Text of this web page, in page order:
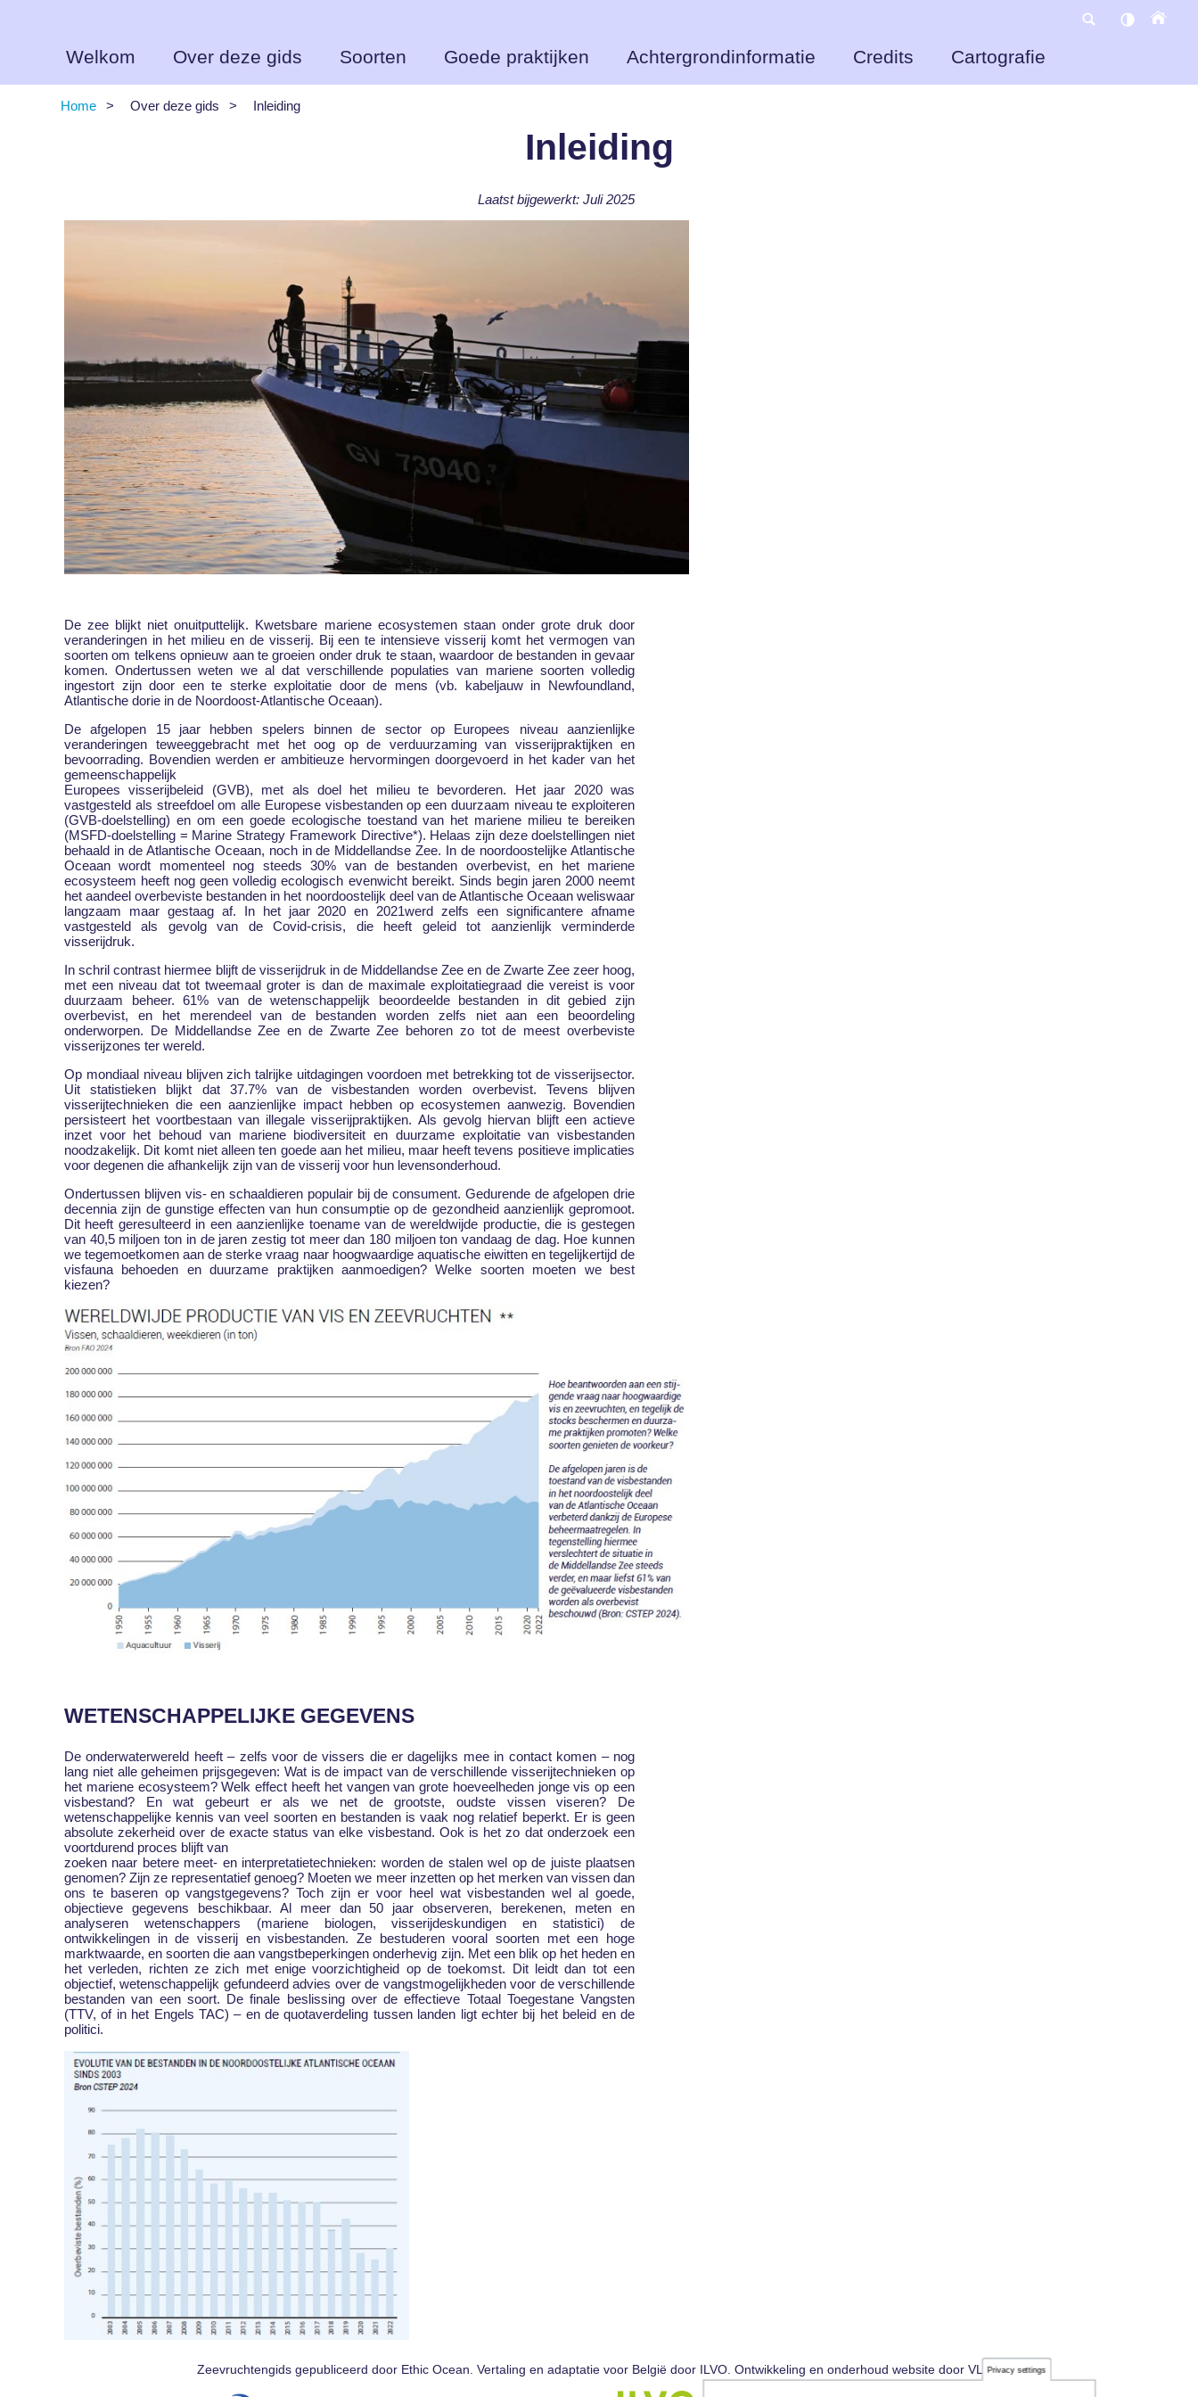
gaan
Welkom Over deze gids Soorten Goede praktijken Achtergrondinformatie Credits Cartografie
Home Over deze gids Inleiding
Inleiding
Laatst bijgewerkt: Juli 2025
De zee blijkt niet onuitputtelijk. Kwetsbare mariene ecosystemen staan onder grote druk door
veranderingen in het milieu en de visserij. Bij een te intensieve visserij komt het vermogen van
soorten om telkens opnieuw aan te groeien onder druk te staan, waardoor de bestanden in gevaar
komen. Ondertussen weten we al dat verschillende populaties van mariene soorten volledig
ingestort zijn door een te sterke exploitatie door de mens (vb. kabeljauw in Newfoundland,
Atlantische dorie in de Noordoost-Atlantische Oceaan).
De afgelopen 15 jaar hebben spelers binnen de sector op Europees niveau aanzienlijke
veranderingen teweeggebracht met het oog op de verduurzaming van visserijpraktijken en
bevoorrading. Bovendien werden er ambitieuze hervormingen doorgevoerd in het kader van het
gemeenschappelijk
Europees visserijbeleid (GVB), met als doel het milieu te bevorderen. Het jaar 2020 was
vastgesteld als streefdoel om alle Europese visbestanden op een duurzaam niveau te exploiteren
(GVB-doelstelling) en om een goede ecologische toestand van het mariene milieu te bereiken
(MSFD-doelstelling = Marine Strategy Framework Directive*). Helaas zijn deze doelstellingen niet
behaald in de Atlantische Oceaan, noch in de Middellandse Zee. In de noordoostelijke Atlantische
Oceaan wordt momenteel nog steeds 30% van de bestanden overbevist, en het mariene
ecosysteem heeft nog geen volledig ecologisch evenwicht bereikt. Sinds begin jaren 2000 neemt
het aandeel overbeviste bestanden in het noordoostelijk deel van de Atlantische Oceaan weliswaar
langzaam maar gestaag af. In het jaar 2020 en 2021werd zelfs een significantere afname
vastgesteld als gevolg van de Covid-crisis, die heeft geleid tot aanzienlijk verminderde
visserijdruk.
In schril contrast hiermee blijft de visserijdruk in de Middellandse Zee en de Zwarte Zee zeer hoog,
met een niveau dat tot tweemaal groter is dan de maximale exploitatiegraad die vereist is voor
duurzaam beheer. 61% van de wetenschappelijk beoordeelde bestanden in dit gebied zijn
overbevist, en het merendeel van de bestanden worden zelfs niet aan een beoordeling
onderworpen. De Middellandse Zee en de Zwarte Zee behoren zo tot de meest overbeviste
visserijzones ter wereld.
Op mondiaal niveau blijven zich talrijke uitdagingen voordoen met betrekking tot de visserijsector.
Uit statistieken blijkt dat 37.7% van de visbestanden worden overbevist. Tevens blijven
visserijtechnieken die een aanzienlijke impact hebben op ecosystemen aanwezig. Bovendien
persisteert het voortbestaan van illegale visserijpraktijken. Als gevolg hiervan blijft een actieve
inzet voor het behoud van mariene biodiversiteit en duurzame exploitatie van visbestanden
noodzakelijk. Dit komt niet alleen ten goede aan het milieu, maar heeft tevens positieve implicaties
voor degenen die afhankelijk zijn van de visserij voor hun levensonderhoud.
Ondertussen blijven vis- en schaaldieren populair bij de consument. Gedurende de afgelopen drie
decennia zijn de gunstige effecten van hun consumptie op de gezondheid aanzienlijk gepromoot.
Dit heeft geresulteerd in een aanzienlijke toename van de wereldwijde productie, die is gestegen
van 40,5 miljoen ton in de jaren zestig tot meer dan 180 miljoen ton vandaag de dag. Hoe kunnen
we tegemoetkomen aan de sterke vraag naar hoogwaardige aquatische eiwitten en tegelijkertijd de
visfauna behoeden en duurzame praktijken aanmoedigen? Welke soorten moeten we best
kiezen?
WETENSCHAPPELIJKE GEGEVENS
De onderwaterwereld heeft – zelfs voor de vissers die er dagelijks mee in contact komen – nog
lang niet alle geheimen prijsgegeven: Wat is de impact van de verschillende visserijtechnieken op
het mariene ecosysteem? Welk effect heeft het vangen van grote hoeveelheden jonge vis op een
visbestand? En wat gebeurt er als we net de grootste, oudste vissen viseren? De
wetenschappelijke kennis van veel soorten en bestanden is vaak nog relatief beperkt. Er is geen
absolute zekerheid over de exacte status van elke visbestand. Ook is het zo dat onderzoek een
voortdurend proces blijft van
zoeken naar betere meet- en interpretatietechnieken: worden de stalen wel op de juiste plaatsen
genomen? Zijn ze representatief genoeg? Moeten we meer inzetten op het merken van vissen dan
ons te baseren op vangstgegevens? Toch zijn er voor heel wat visbestanden wel al goede,
objectieve gegevens beschikbaar. Al meer dan 50 jaar observeren, berekenen, meten en
analyseren wetenschappers (mariene biologen, visserijdeskundigen en statistici) de
ontwikkelingen in de visserij en visbestanden. Ze bestuderen vooral soorten met een hoge
marktwaarde, en soorten die aan vangstbeperkingen onderhevig zijn. Met een blik op het heden en
het verleden, richten ze zich met enige voorzichtigheid op de toekomst. Dit leidt dan tot een
objectief, wetenschappelijk gefundeerd advies over de vangstmogelijkheden voor de verschillende
bestanden van een soort. De finale beslissing over de effectieve Totaal Toegestane Vangsten
(TTV, of in het Engels TAC) – en de quotaverdeling tussen landen ligt echter bij het beleid en de
politici.
Zeevruchtengids gepubliceerd door Ethic Ocean. Vertaling en adaptatie voor België door ILVO. Ontwikkeling en onderhoud website door VLIZ..Privacy settings